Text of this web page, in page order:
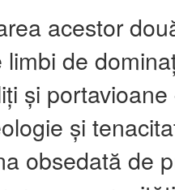
acestor
limbi de
și
și
obsedată de